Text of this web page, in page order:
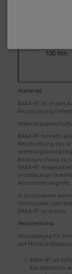
Material
BARA-RT ist in den
Beschichtung
BARA-RT besteht
Beschichtung des
Beanspruchung zu
BARA-RT
(vollflächige
Aluminium angreift.
In besonderen
chemischer oder
BARA-RT zu klären.
Verarbeitung
Verarbeitung für
auf
BARA-RT ist
Randbereichs